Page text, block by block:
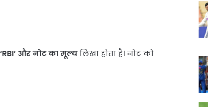
‘RBI’ और नोट का मूल्यलिखा होता है। नोट को